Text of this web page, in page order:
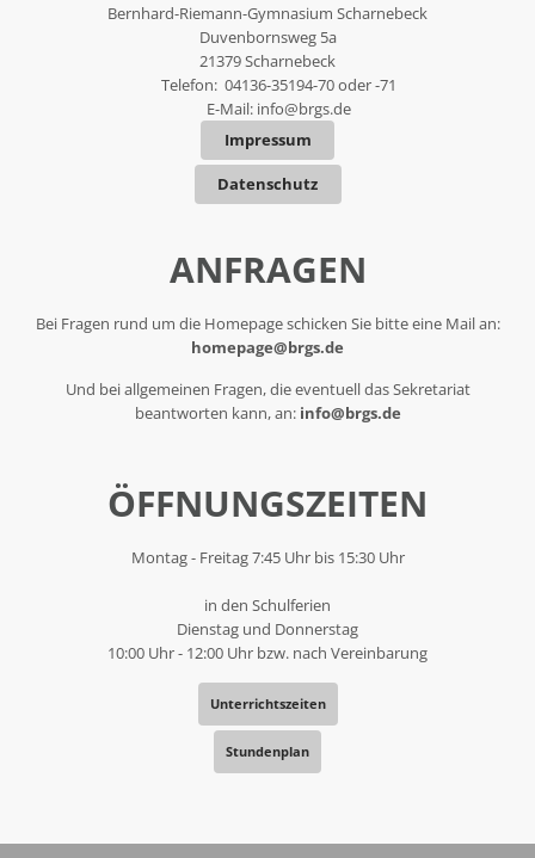
Bernhard-Riemann-Gymnasium Scharnebeck
Duvenbornsweg 5a
21379 Scharnebeck
Telefon: 04136-35194-70 oder -71
E-Mail: info@brgs.de
Impressum
Datenschutz
ANFRAGEN
Bei Fragen rund um die Homepage schicken Sie bitte eine Mail an:
homepage@brgs.de
Und bei allgemeinen Fragen, die eventuell das Sekretariat
beantworten kann, an: info@brgs.de
ÖFFNUNGSZEITEN
Montag - Freitag 7:45 Uhr bis 15:30 Uhr
in den Schulferien
Dienstag und Donnerstag
10:00 Uhr - 12:00 Uhr bzw. nach Vereinbarung
Unterrichtszeiten
Stundenplan